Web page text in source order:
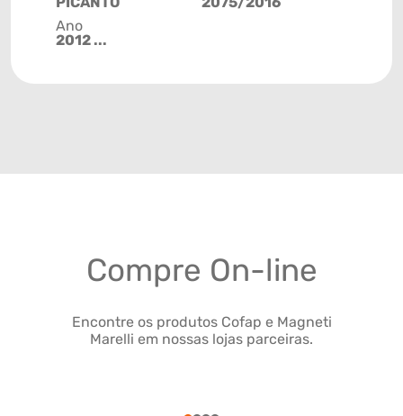
Ano
2012 ...
Compre On-line
Encontre os produtos Cofap e Magneti
Marelli em nossas lojas parceiras.